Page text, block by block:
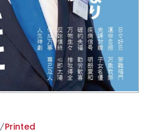
/Printed